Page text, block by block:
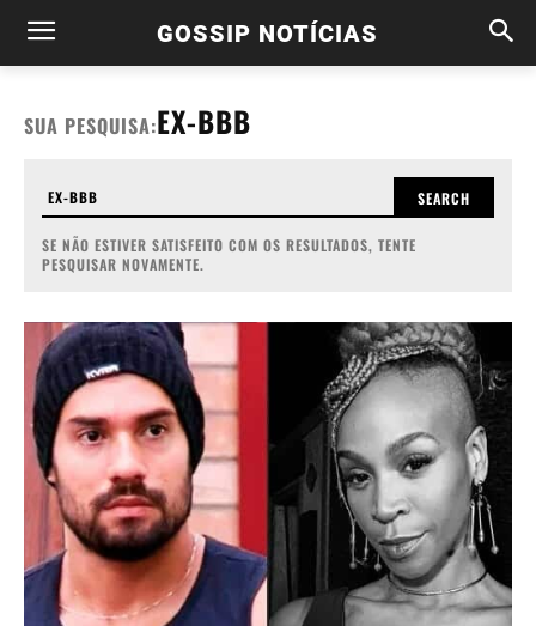
GOSSIP NOTÍCIAS
SUA PESQUISA:EX-BBB
SEARCH
SE NÃO ESTIVER SATISFEITO COM OS RESULTADOS, TENTE
PESQUISAR NOVAMENTE.